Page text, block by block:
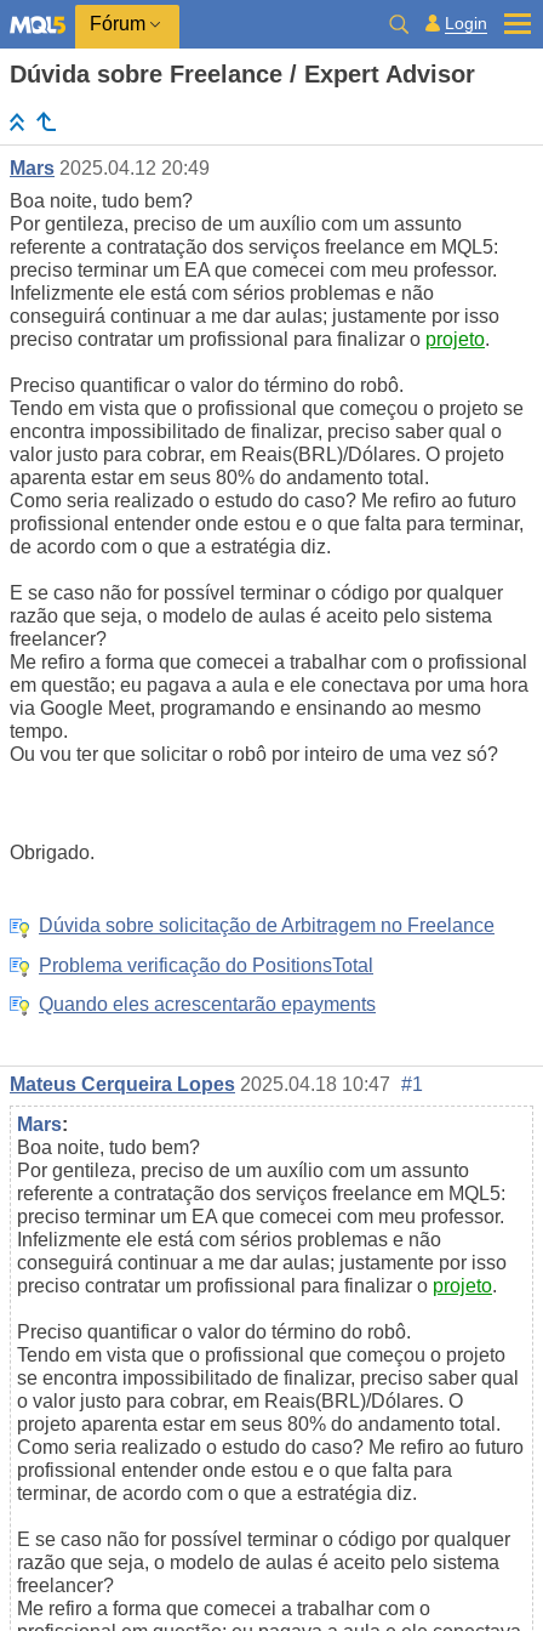
Fórum Login
Dúvida sobre Freelance / Expert Advisor
Mars 2025.04.12 20:49
Boa noite, tudo bem?
Por gentileza, preciso de um auxílio com um assunto
referente a contratação dos serviços freelance em MQL5:
preciso terminar um EA que comecei com meu professor.
Infelizmente ele está com sérios problemas e não
conseguirá continuar a me dar aulas; justamente por isso
preciso contratar um profissional para finalizar o projeto.
Preciso quantificar o valor do término do robô.
Tendo em vista que o profissional que começou o projeto se
encontra impossibilitado de finalizar, preciso saber qual o
valor justo para cobrar, em Reais(BRL)/Dólares. O projeto
aparenta estar em seus 80% do andamento total.
Como seria realizado o estudo do caso? Me refiro ao futuro
profissional entender onde estou e o que falta para terminar,
de acordo com o que a estratégia diz.
E se caso não for possível terminar o código por qualquer
razão que seja, o modelo de aulas é aceito pelo sistema
freelancer?
Me refiro a forma que comecei a trabalhar com o profissional
em questão; eu pagava a aula e ele conectava por uma hora
via Google Meet, programando e ensinando ao mesmo
tempo.
Ou vou ter que solicitar o robô por inteiro de uma vez só?
Obrigado.
Dúvida sobre solicitação de Arbitragem no Freelance
Problema verificação do PositionsTotal
Quando eles acrescentarão epayments
Mateus Cerqueira Lopes 2025.04.18 10:47 #1
Mars:
Boa noite, tudo bem?
Por gentileza, preciso de um auxílio com um assunto
referente a contratação dos serviços freelance em MQL5:
preciso terminar um EA que comecei com meu professor.
Infelizmente ele está com sérios problemas e não
conseguirá continuar a me dar aulas; justamente por isso
preciso contratar um profissional para finalizar o projeto.
Preciso quantificar o valor do término do robô.
Tendo em vista que o profissional que começou o projeto
se encontra impossibilitado de finalizar, preciso saber qual
o valor justo para cobrar, em Reais(BRL)/Dólares. O
projeto aparenta estar em seus 80% do andamento total.
Como seria realizado o estudo do caso? Me refiro ao futuro
profissional entender onde estou e o que falta para
terminar, de acordo com o que a estratégia diz.
E se caso não for possível terminar o código por qualquer
razão que seja, o modelo de aulas é aceito pelo sistema
freelancer?
Me refiro a forma que comecei a trabalhar com o